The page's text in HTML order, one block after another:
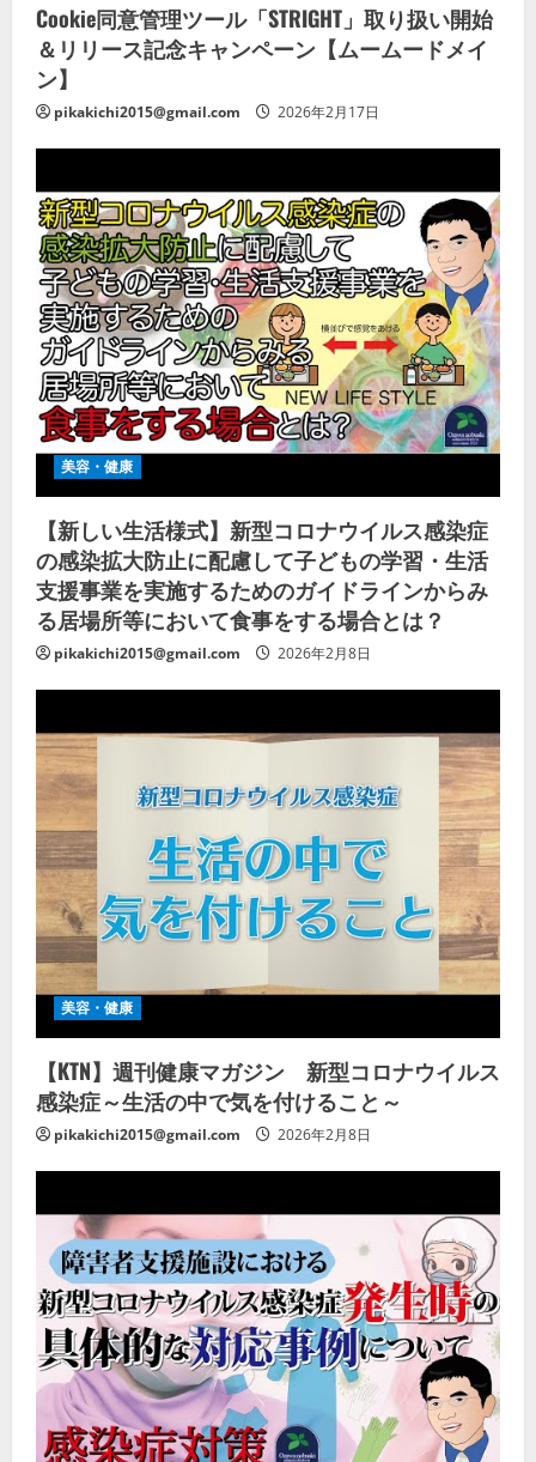
Cookie同意管理ツール「STRIGHT」取り扱い開始
＆リリース記念キャンペーン【ムームードメイ
ン】
pikakichi2015@gmail.com 2026年2月17日
美容・健康
【新しい生活様式】新型コロナウイルス感染症
の感染拡大防止に配慮して子どもの学習・生活
支援事業を実施するためのガイドラインからみ
る居場所等において食事をする場合とは？
pikakichi2015@gmail.com 2026年2月8日
美容・健康
【KTN】週刊健康マガジン 新型コロナウイルス
感染症～生活の中で気を付けること～
pikakichi2015@gmail.com 2026年2月8日